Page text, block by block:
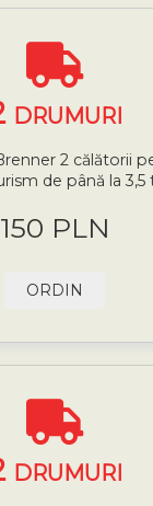
DRUMURI
2 călătorii
de până la 3,5
150 PLN
ORDIN
DRUMURI